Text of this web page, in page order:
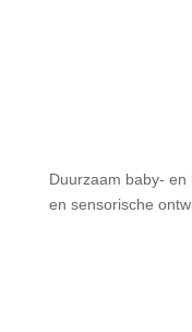
Duurzaam baby-
en sensorische